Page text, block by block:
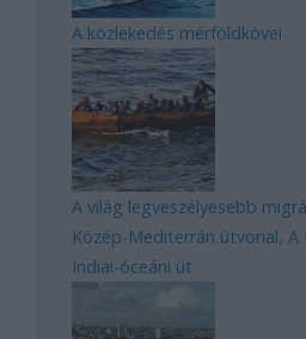
A közlekedés mérföldkövei
A világ legveszélyesebb
Közép-Mediterrán útvonal, A
Indiai-óceáni út